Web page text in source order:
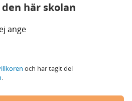
här skolan
ange
och har tagit del
.